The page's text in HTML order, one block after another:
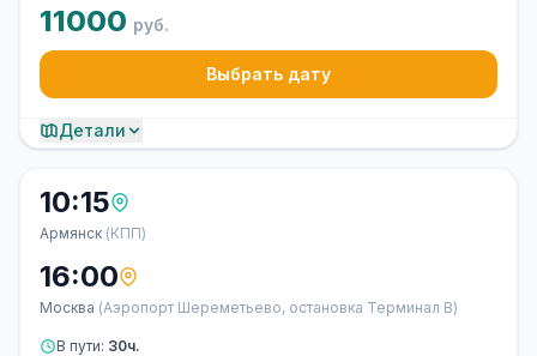
11000 руб.
Выбрать дату
Детали
10:15
Армянск (КПП)
16:00
Москва (Аэропорт Шереметьево, остановка Терминал В)
В пути: 30ч.